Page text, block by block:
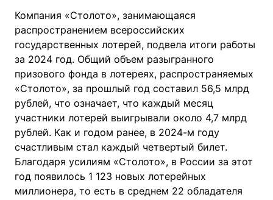
Компания «Столото», занимающаяся
распространением всероссийских
государственных лотерей, подвела итоги работы
за 2024 год. Общий объем разыгранного
призового фонда в лотереях, распространяемых
«Столото», за прошлый год составил 56,5 млрд
рублей, что означает, что каждый месяц
участники лотерей выигрывали около 4,7 млрд
рублей. Как и годом ранее, в 2024-м году
счастливым стал каждый четвертый билет.
Благодаря усилиям «Столото», в России за этот
год появилось 1 123 новых лотерейных
миллионера, то есть в среднем 22 обладателя